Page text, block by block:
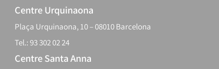
Centre Urquinaona
Plaça Urquinaona, 10 – 08010 Barcelona
Tel.: 93 302 02 24
Centre Santa Anna